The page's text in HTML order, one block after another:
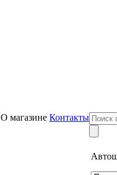
О магазине Контакты